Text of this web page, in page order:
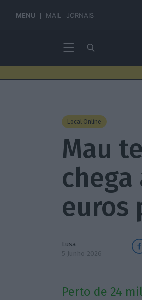
MENU MAIL JORNAIS
Local Online
Mau
chega
euros
Lusa
5 Junho 2026
Perto de 24